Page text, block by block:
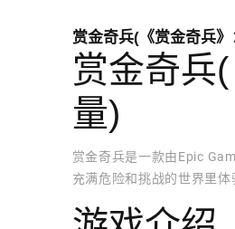
赏金奇兵(《赏金奇兵
赏金奇兵
量)
赏金奇兵是一款由Epic
充满危险和挑战的世界里体